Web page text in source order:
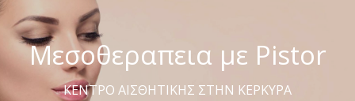
Μεσοθεραπεια με Pistor
ΚΕΝΤΡΟ ΑΙΣΘΗΤΙΚΗΣ ΣΤΗΝ ΚΕΡΚΥΡΑ